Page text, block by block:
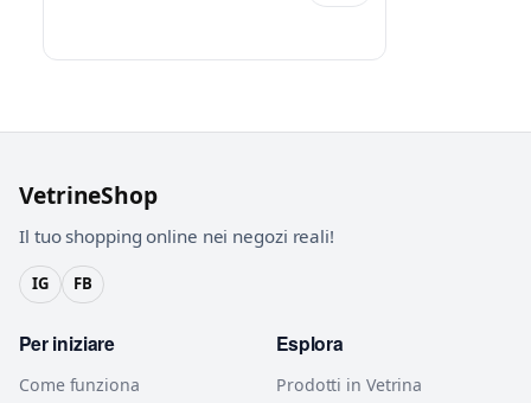
VetrineShop
Il tuo shopping online nei negozi reali!
IG FB
Per iniziare
Come funziona
Esplora
Prodotti in Vetrina